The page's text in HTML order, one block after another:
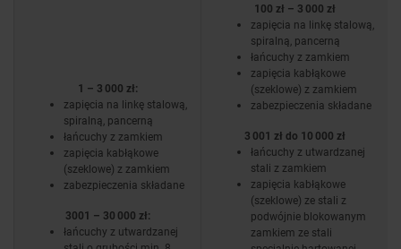
1 – 3 000 zł:
zapięcia na linkę stalową,
spiralną, pancerną
łańcuchy z zamkiem
zapięcia kabłąkowe
(szeklowe) z zamkiem
zabezpieczenia składane
3001 – 30 000 zł:
łańcuchy z utwardzanej
100 zł – 3 000 zł
zapięcia na linkę stalową,
spiralną, pancerną
łańcuchy z zamkiem
zapięcia kabłąkowe
(szeklowe) z zamkiem
zabezpieczenia składane
3 001 zł do 10 000 zł
łańcuchy z utwardzanej
stali z zamkiem
zapięcia kabłąkowe
(szeklowe) ze stali z
podwójnie blokowanym
zamkiem ze stali